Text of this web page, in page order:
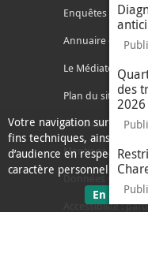
Votre navigation sur ce site
fins techniques, ainsi que
d’audience en respect de
caractère personnel.
En savoir
des
2026
Enquêtes
Annuaire des
Le Médiateur de
Plan du site
Contacter l'agglo
Mentions légales
Accessibilité :